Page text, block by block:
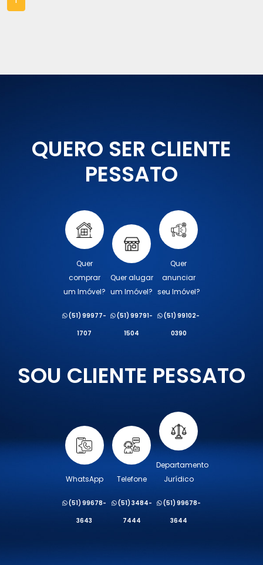
QUERO SER CLIENTE
PESSATO
Quer
comprar
um Imóvel?
(51) 99977-
1707
Quer alugar
um Imóvel?
(51) 99791-
1504
Quer
anunciar
seu Imóvel?
(51) 99102-
0390
SOU CLIENTE PESSATO
WhatsApp
(51) 99678-
3643
Telefone
(51) 3484-
7444
Departamento
Jurídico
(51) 99678-
3644